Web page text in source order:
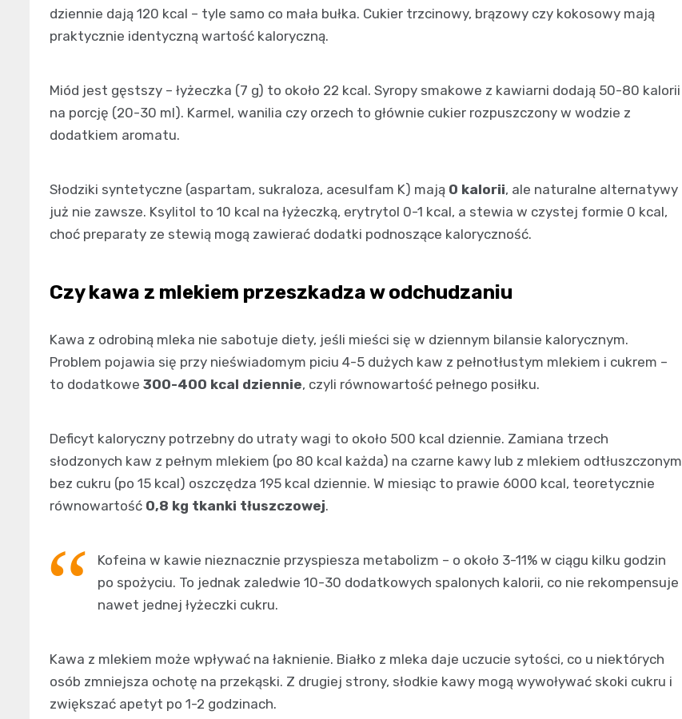
dziennie dają 120 kcal – tyle samo co mała bułka. Cukier trzcinowy, brązowy czy kokosowy mają
praktycznie identyczną wartość kaloryczną.
Miód jest gęstszy – łyżeczka (7 g) to około 22 kcal. Syropy smakowe z kawiarni dodają 50-80 kalorii
na porcję (20-30 ml). Karmel, wanilia czy orzech to głównie cukier rozpuszczony w wodzie z
dodatkiem aromatu.
Słodziki syntetyczne (aspartam, sukraloza, acesulfam K) mają 0 kalorii, ale naturalne alternatywy
już nie zawsze. Ksylitol to 10 kcal na łyżeczką, erytrytol 0-1 kcal, a stewia w czystej formie 0 kcal,
choć preparaty ze stewią mogą zawierać dodatki podnoszące kaloryczność.
Czy kawa z mlekiem przeszkadza w odchudzaniu
Kawa z odrobiną mleka nie sabotuje diety, jeśli mieści się w dziennym bilansie kalorycznym.
Problem pojawia się przy nieświadomym piciu 4-5 dużych kaw z pełnotłustym mlekiem i cukrem –
to dodatkowe 300-400 kcal dziennie, czyli równowartość pełnego posiłku.
Deficyt kaloryczny potrzebny do utraty wagi to około 500 kcal dziennie. Zamiana trzech
słodzonych kaw z pełnym mlekiem (po 80 kcal każda) na czarne kawy lub z mlekiem odtłuszczonym
bez cukru (po 15 kcal) oszczędza 195 kcal dziennie. W miesiąc to prawie 6000 kcal, teoretycznie
równowartość 0,8 kg tkanki tłuszczowej.
Kofeina w kawie nieznacznie przyspiesza metabolizm – o około 3-11% w ciągu kilku godzin
po spożyciu. To jednak zaledwie 10-30 dodatkowych spalonych kalorii, co nie rekompensuje
nawet jednej łyżeczki cukru.
Kawa z mlekiem może wpływać na łaknienie. Białko z mleka daje uczucie sytości, co u niektórych
osób zmniejsza ochotę na przekąski. Z drugiej strony, słodkie kawy mogą wywoływać skoki cukru i
zwiększać apetyt po 1-2 godzinach.